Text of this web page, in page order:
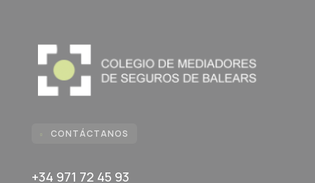
CONTÁCTANOS
+34 971 72 45 93